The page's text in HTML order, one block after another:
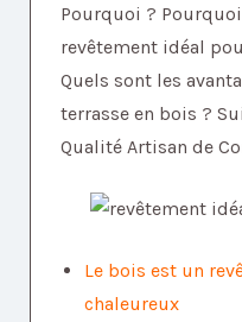
Pourquoi ?
revêtement idéal
Quels sont les
terrasse en bois ?
Qualité Artisan de
Le bois est un
chaleureux